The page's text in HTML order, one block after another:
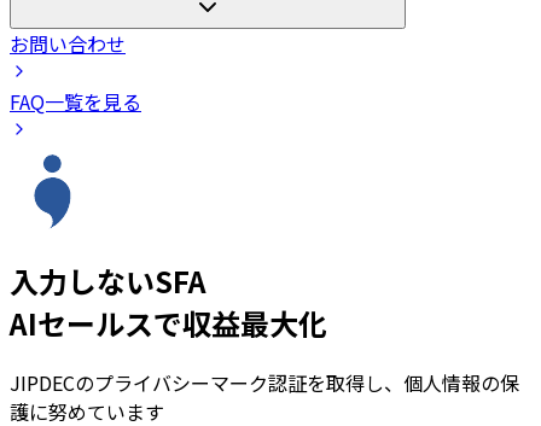
お問い合わせ
FAQ一覧を見る
入力しないSFA
AIセールスで収益最大化
JIPDECのプライバシーマーク認証を取得し、個人情報の保
護に努めています